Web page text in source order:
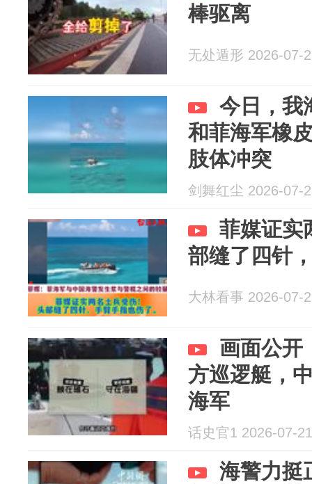
棒驱离
无处遁形 2026-07-
今日，我
和菲海军橡
肢体冲突
剑舞红尘 2026-07-
菲媒证实
部缝了四针
大林看事 2026-07-
画面公开
方巡逻艇，
海军
话史官1 2026-07-21
海警力挺